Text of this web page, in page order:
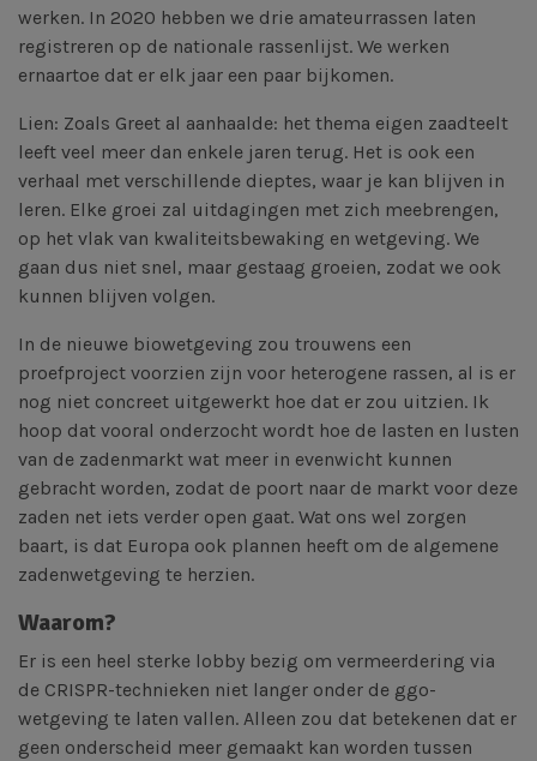
werken. In 2020 hebben we drie amateurrassen laten
registreren op de nationale rassenlijst. We werken
ernaartoe dat er elk jaar een paar bijkomen.
Lien: Zoals Greet al aanhaalde: het thema eigen zaadteelt
leeft veel meer dan enkele jaren terug. Het is ook een
verhaal met verschillende dieptes, waar je kan blijven in
leren. Elke groei zal uitdagingen met zich meebrengen,
op het vlak van kwaliteitsbewaking en wetgeving. We
gaan dus niet snel, maar gestaag groeien, zodat we ook
kunnen blijven volgen.
In de nieuwe biowetgeving zou trouwens een
proefproject voorzien zijn voor heterogene rassen, al is er
nog niet concreet uitgewerkt hoe dat er zou uitzien. Ik
hoop dat vooral onderzocht wordt hoe de lasten en lusten
van de zadenmarkt wat meer in evenwicht kunnen
gebracht worden, zodat de poort naar de markt voor deze
zaden net iets verder open gaat. Wat ons wel zorgen
baart, is dat Europa ook plannen heeft om de algemene
zadenwetgeving te herzien.
Waarom?
Er is een heel sterke lobby bezig om vermeerdering via
de CRISPR-technieken niet langer onder de ggo-
wetgeving te laten vallen. Alleen zou dat betekenen dat er
geen onderscheid meer gemaakt kan worden tussen